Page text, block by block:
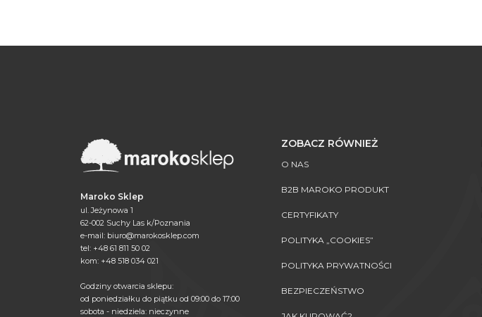
Maroko Sklep
ul. Jeżynowa 1
62-002 Suchy Las k/Poznania
e-mail: biuro@marokosklep.com
tel: +48 61 811 50 02
kom: +48 518 034 021
Godziny otwarcia sklepu:
od poniedziałku do piątku od 09:00 do 17:00
sobota - niedziela: nieczynne
ZOBACZ RÓWNIEŻ
O NAS
B2B MAROKO PRODUKT
CERTYFIKATY
POLITYKA „COOKIES”
POLITYKA PRYWATNOŚCI
BEZPIECZEŃSTWO